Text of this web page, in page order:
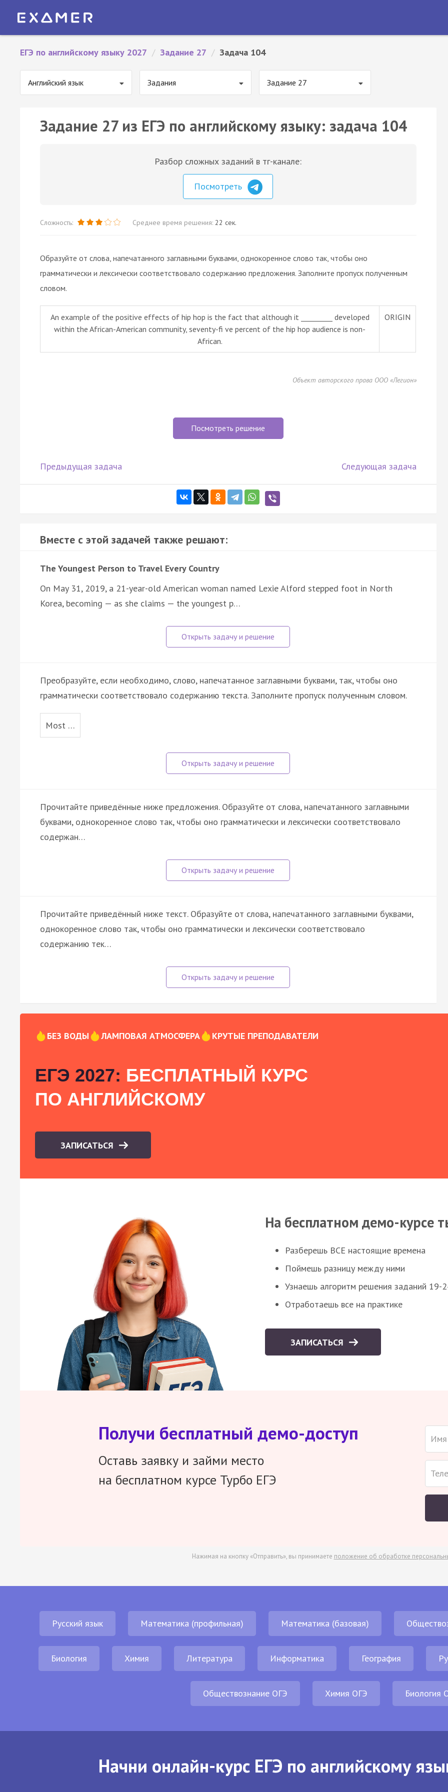
ЕГЭ по английскому языку 2027 / Задание 27 / Задача 104
Английский язык Задания Задание 27
Задание 27 из ЕГЭ по английскому языку: задача 104
Разбор сложных заданий в тг-канале:
Посмотреть
Сложность: Среднее время решения: 22 сек.
Образуйте от слова, напечатанного заглавными буквами, однокоренное слово так, чтобы оно
грамматически и лексически соответствовало содержанию предложения. Заполните пропуск полученным
словом.
An example of the positive effects of hip hop is the fact that although it _________ developed
within the African-American community, seventy-fi ve percent of the hip hop audience is non-
African.
ORIGIN
Объект авторского права ООО «Легион»
Посмотреть решение
Предыдущая задача Следующая задача
Вместе с этой задачей также решают:
The Youngest Person to Travel Every Country
On May 31, 2019, a 21-year-old American woman named Lexie Alford stepped foot in North
Korea, becoming — as she claims — the youngest p…
Преобразуйте, если необходимо, слово, напечатанное заглавными буквами, так, чтобы оно
грамматически соответствовало содержанию текста. Заполните пропуск полученным словом.
Most …
Прочитайте приведённые ниже предложения. Образуйте от слова, напечатанного заглавными
буквами, однокоренное слово так, чтобы оно грамматически и лексически соответствовало
содержан…
Прочитайте приведённый ниже текст. Образуйте от слова, напечатанного заглавными буквами,
однокоренное слово так, чтобы оно грамматически и лексически соответствовало
содержанию тек…
БЕЗ ВОДЫ ЛАМПОВАЯ АТМОСФЕРА КРУТЫЕ ПРЕПОДАВАТЕЛИ
ЕГЭ 2027: БЕСПЛАТНЫЙ КУРС
ПО АНГЛИЙСКОМУ
ЗАПИСАТЬСЯ
На бесплатном демо-курсе
Разберешь ВСЕ настоящие времена
Поймешь разницу между ними
Узнаешь алгоритм решения заданий 19-
Отработаешь все на практике
ЗАПИСАТЬСЯ
Получи бесплатный демо-доступ
Оставь заявку и займи место
на бесплатном курсе Турбо ЕГЭ
Нажимая на кнопку «Отправить», вы принимаете положение об обработке
Русский язык Математика (профильная) Математика (базовая)
Биология Химия Литература Информатика География
Обществознание ОГЭ Химия ОГЭ Биология
Начни онлайн-курс ЕГЭ по английскому